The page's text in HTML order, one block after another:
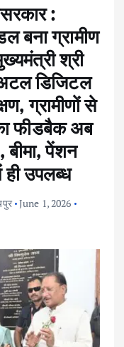
:
बना ग्रामीण
श्री
डिजिटल
ग्रामीणों से
फीडबैक अब
पेंशन
उपलब्ध
June 1, 2026